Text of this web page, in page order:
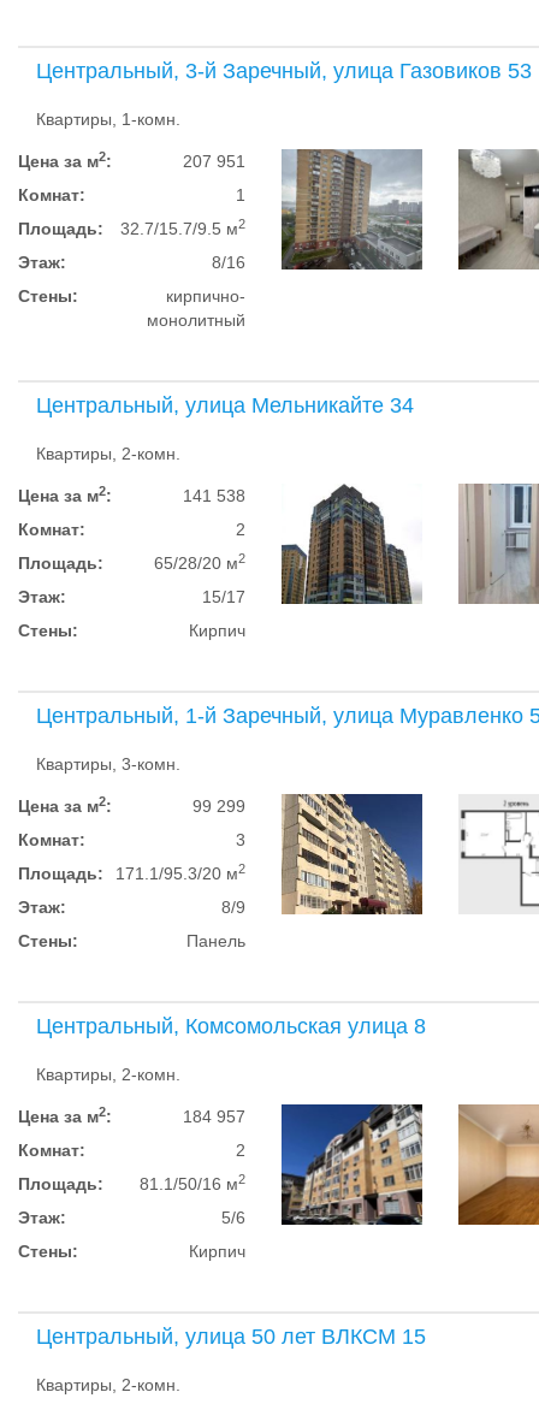
Центральный, 3-й Заречный, улица Газовиков 53
Квартиры, 1-комн.
Цена за м2:
207 951
Комнат:
1
Площадь:
32.7/15.7/9.5 м2
Этаж:
8/16
Стены:
кирпично-
монолитный
Центральный, улица Мельникайте 34
Квартиры, 2-комн.
Цена за м2:
141 538
Комнат:
2
Площадь:
65/28/20 м2
Этаж:
15/17
Стены:
Кирпич
Центральный, 1-й Заречный, улица Муравленко
Квартиры, 3-комн.
Цена за м2:
99 299
Комнат:
3
Площадь:
171.1/95.3/20 м2
Этаж:
8/9
Стены:
Панель
Центральный, Комсомольская улица 8
Квартиры, 2-комн.
Цена за м2:
184 957
Комнат:
2
Площадь:
81.1/50/16 м2
Этаж:
5/6
Стены:
Кирпич
Центральный, улица 50 лет ВЛКСМ 15
Квартиры, 2-комн.